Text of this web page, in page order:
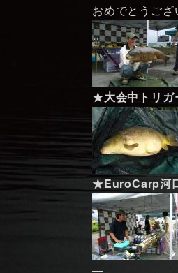
おめでとうござ
★大会中トリガ
★EuroCarp河